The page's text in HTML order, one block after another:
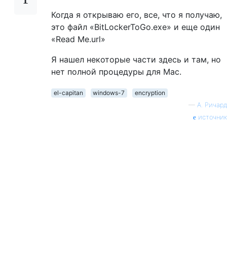
Когда я открываю его, все, что я получаю,
это файл «BitLockerToGo.exe» и еще один
«Read Me.url»
Я нашел некоторые части здесь и там, но
нет полной процедуры для Mac.
el-capitan windows-7
encryption
— А. Ричард
источник